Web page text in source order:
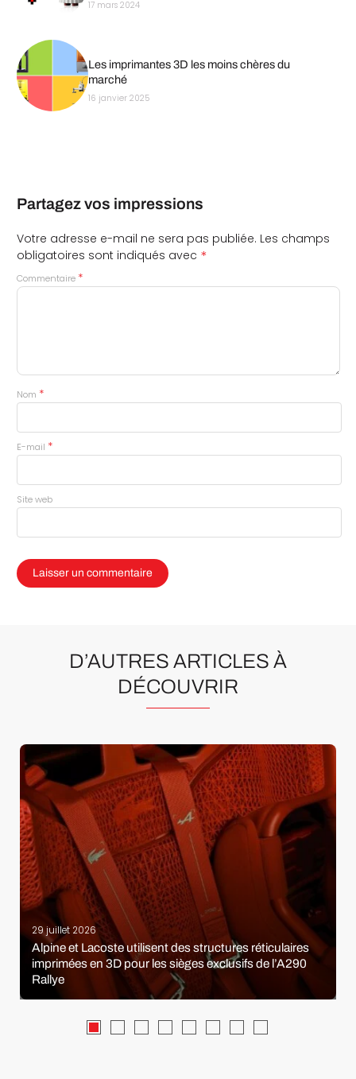
17 mars 2024
Les imprimantes 3D les moins chères du
marché
16 janvier 2025
Partagez vos impressions
Votre adresse e-mail ne sera pas publiée. Les champs
obligatoires sont indiqués avec *
Commentaire *
Nom *
E-mail *
Site web
D’AUTRES ARTICLES À
DÉCOUVRIR
29 juillet 2026
Alpine et Lacoste utilisent des structures réticulaires
imprimées en 3D pour les sièges exclusifs de l’A290
Rallye